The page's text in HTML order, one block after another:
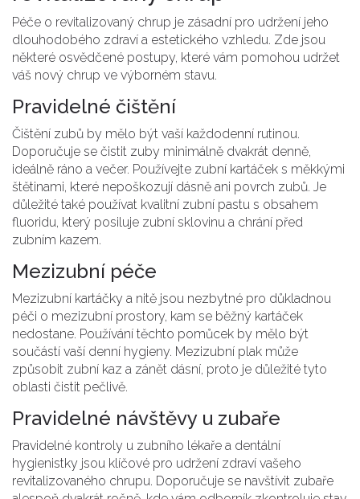
Péče o revitalizovaný chrup je zásadní pro udržení jeho
dlouhodobého zdraví a estetického vzhledu. Zde jsou
některé osvědčené postupy, které vám pomohou udržet
váš nový chrup ve výborném stavu.
Pravidelné čištění
Čištění zubů by mělo být vaší každodenní rutinou.
Doporučuje se čistit zuby minimálně dvakrát denně,
ideálně ráno a večer. Používejte zubní kartáček s měkkými
štětinami, které nepoškozují dásně ani povrch zubů. Je
důležité také používat kvalitní zubní pastu s obsahem
fluoridu, který posiluje zubní sklovinu a chrání před
zubním kazem.
Mezizubní péče
Mezizubní kartáčky a nitě jsou nezbytné pro důkladnou
péči o mezizubní prostory, kam se běžný kartáček
nedostane. Používání těchto pomůcek by mělo být
součástí vaší denní hygieny. Mezizubní plak může
způsobit zubní kaz a zánět dásní, proto je důležité tyto
oblasti čistit pečlivě.
Pravidelné návštěvy u zubaře
Pravidelné kontroly u zubního lékaře a dentální
hygienistky jsou klíčové pro udržení zdraví vašeho
revitalizovaného chrupu. Doporučuje se navštívit zubaře